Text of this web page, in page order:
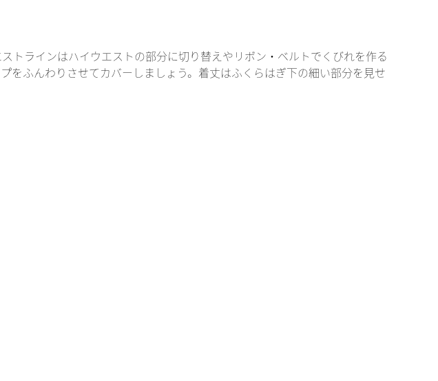
トラインはハイウエストの部分に切り替えやリボン・ベルトでくびれを作る
をふんわりさせてカバーしましょう。着丈はふくらはぎ下の細い部分を見せ